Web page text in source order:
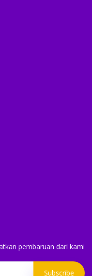
pembaruan dari kami
Subscribe